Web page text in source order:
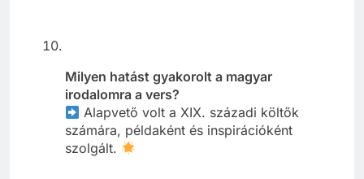
Milyen hatást gyakorolt a magyar
irodalomra a vers?
Alapvető volt a XIX. századi költők
számára, példaként és inspirációként
szolgált.